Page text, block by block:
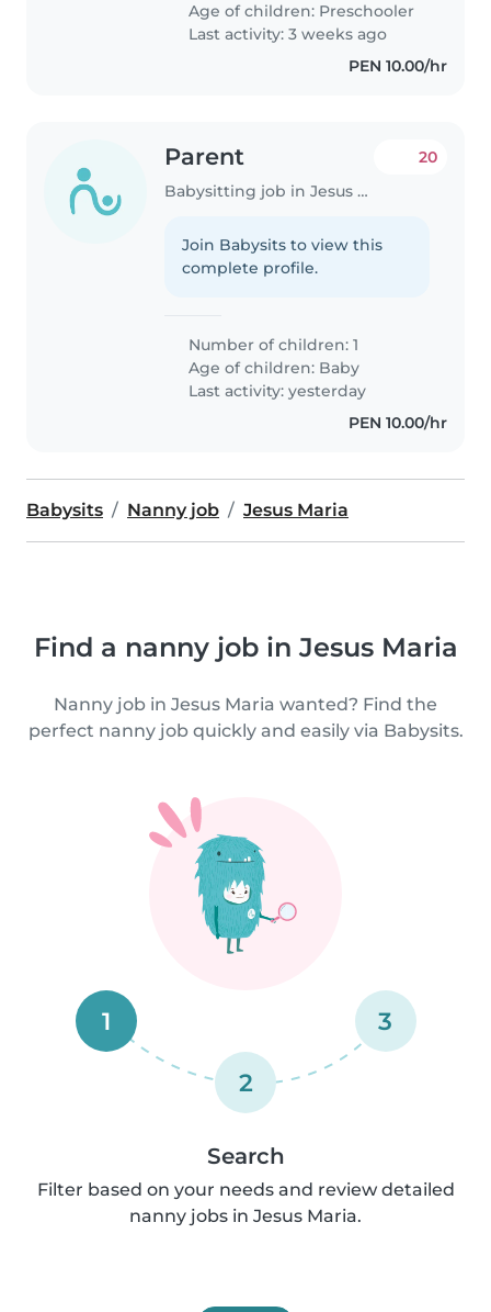
Age of children: Preschooler
Last activity: 3 weeks ago
PEN 10.00/hr
Parent
Babysitting job in Jesus Maria
20
Join Babysits to view this
complete profile.
Number of children: 1
Age of children: Baby
Last activity: yesterday
PEN 10.00/hr
Babysits Nanny job Jesus Maria
Find a nanny job in Jesus Maria
Nanny job in Jesus Maria wanted? Find the
perfect nanny job quickly and easily via Babysits.
1
2
3
Search
Filter based on your needs and review detailed
nanny jobs in Jesus Maria.